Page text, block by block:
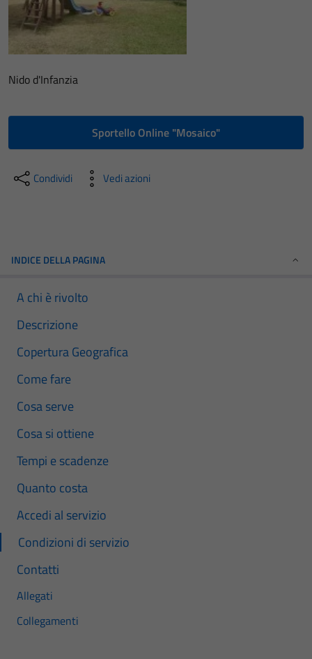
Nido d'Infanzia
Sportello Online "Mosaico"
Condividi Vedi azioni
INDICE DELLA PAGINA
A chi è rivolto
Descrizione
Copertura Geografica
Come fare
Cosa serve
Cosa si ottiene
Tempi e scadenze
Quanto costa
Accedi al servizio
Condizioni di servizio
Contatti
Allegati
Collegamenti